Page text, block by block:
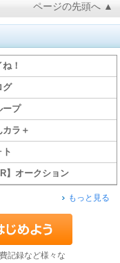
ページの先頭へ ▲
！
グ
ープ
カラ＋
ト
】オークション
もっと見る
記録など様々な